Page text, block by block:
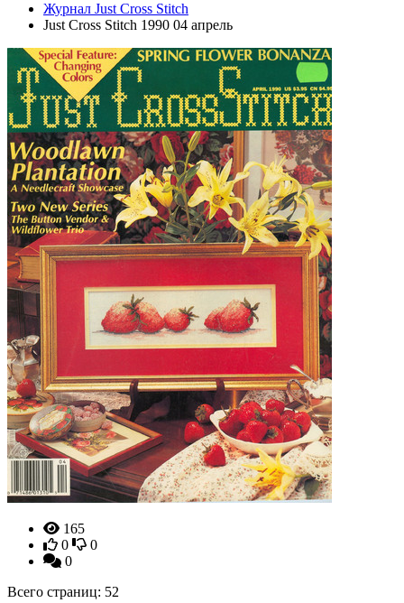
Журнал Just Cross Stitch
Just Cross Stitch 1990 04 апрель
165
0
0
0
Всего страниц: 52